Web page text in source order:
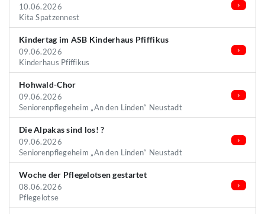
10.06.2026
Kita Spatzennest
Kindertag im ASB Kinderhaus Pfiffikus
09.06.2026
Kinderhaus Pfiffikus
Hohwald-Chor
09.06.2026
Seniorenpflegeheim „An den Linden“ Neustadt
Die Alpakas sind los! ?
09.06.2026
Seniorenpflegeheim „An den Linden“ Neustadt
Woche der Pflegelotsen gestartet
08.06.2026
Pflegelotse